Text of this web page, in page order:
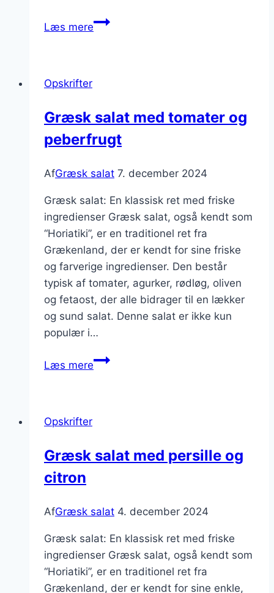
Læs mereGræsk
Opskrifter
Græsk salat med tomater og
peberfrugt
AfGræsk salat 7. december 2024
Græsk salat: En klassisk ret med friske
ingredienser Græsk salat, også kendt som
“Horiatiki”, er en traditionel ret fra
Grækenland, der er kendt for sine friske
og farverige ingredienser. Den består
typisk af tomater, agurker, rødløg, oliven
og fetaost, der alle bidrager til en lækker
og sund salat. Denne salat er ikke kun
populær i…
Læs mereGræsk
Opskrifter
Græsk salat med persille og
citron
AfGræsk salat 4. december 2024
Græsk salat: En klassisk ret med friske
ingredienser Græsk salat, også kendt som
“Horiatiki”, er en traditionel ret fra
Grækenland, der er kendt for sine enkle,